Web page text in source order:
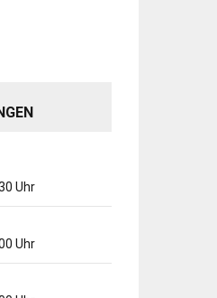
Uhr
Uhr